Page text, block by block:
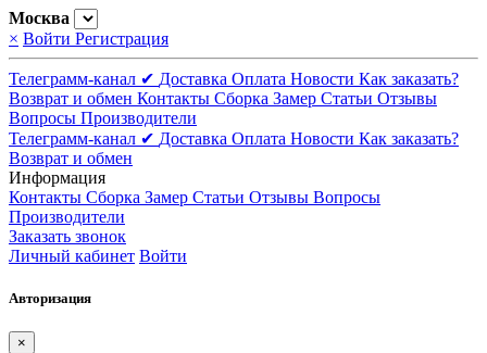
Москва
× Войти Регистрация
Телеграмм-канал ✔ Доставка Оплата Новости Как заказать?
Возврат и обмен Контакты Сборка Замер Статьи Отзывы
Вопросы Производители
Телеграмм-канал ✔ Доставка Оплата Новости Как заказать?
Возврат и обмен
Информация
Контакты Сборка Замер Статьи Отзывы Вопросы
Производители
Заказать звонок
Личный кабинет Войти
Авторизация
×